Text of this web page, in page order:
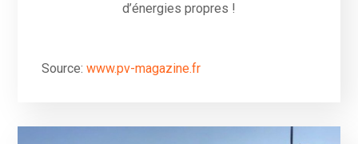
d’énergies propres !
Source:www.pv-magazine.fr